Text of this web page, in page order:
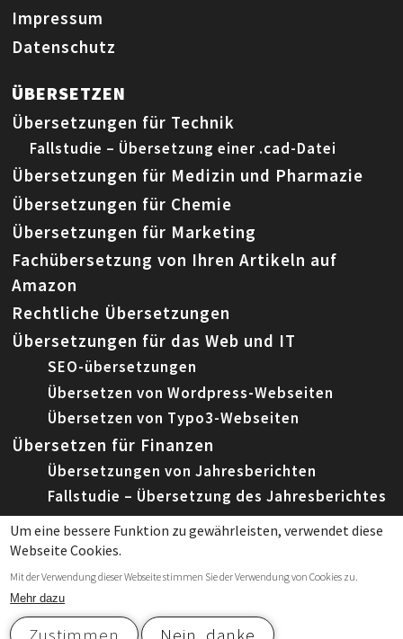
Impressum
Datenschutz
ÜBERSETZEN
Übersetzungen für Technik
Fallstudie – Übersetzung einer .cad-Datei
Übersetzungen für Medizin und Pharmazie
Übersetzungen für Chemie
Übersetzungen für Marketing
Fachübersetzung von Ihren Artikeln auf
Amazon
Rechtliche Übersetzungen
Übersetzungen für das Web und IT
SEO-übersetzungen
Übersetzen von Wordpress-Webseiten
Übersetzen von Typo3-Webseiten
Übersetzen für Finanzen
Übersetzungen von Jahresberichten
Fallstudie – Übersetzung des Jahresberichtes
© 2026 Leemeta, Spezialisierte Fachübersetzungen
Um eine bessere Funktion zu gewährleisten, verwendet diese
Webseite Cookies.
Mit der Verwendung dieser Webseite stimmen Sie der Verwendung von Cookies zu.
Mehr dazu
Zustimmen Nein, danke